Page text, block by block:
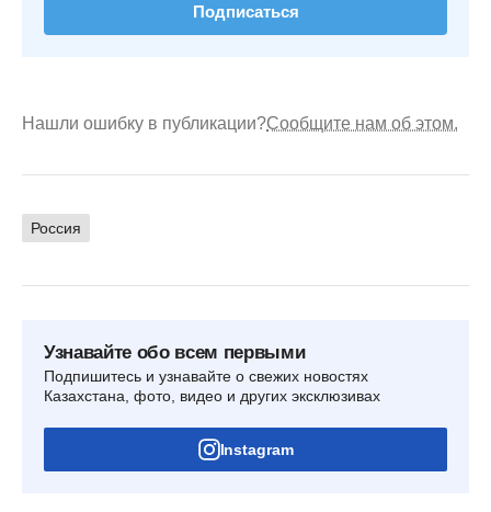
Подписаться
Нашли ошибку в публикации?Сообщите нам об этом.
Россия
Узнавайте обо всем первыми
Подпишитесь и узнавайте о свежих новостях
Казахстана, фото, видео и других эксклюзивах
Instagram